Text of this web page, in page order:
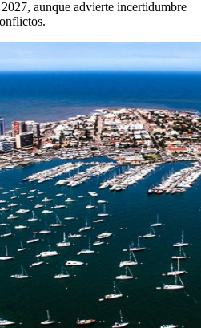
aunque advierte incertidumbre